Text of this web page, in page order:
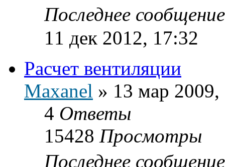
Последнее
11 дек 2012, 17:32
Расчет вентиляции
Maxanel » 13 мар
4 Ответы
15428 Просмотры
Последнее